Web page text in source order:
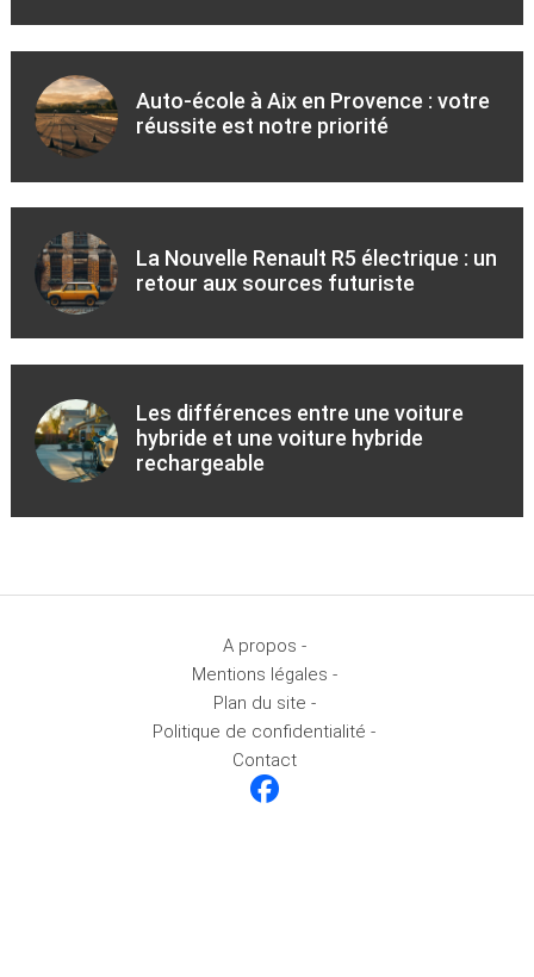
Auto-école à Aix en Provence : votre
réussite est notre priorité
La Nouvelle Renault R5 électrique : un
retour aux sources futuriste
Les différences entre une voiture
hybride et une voiture hybride
rechargeable
A propos -
Mentions légales -
Plan du site -
Politique de confidentialité -
Contact